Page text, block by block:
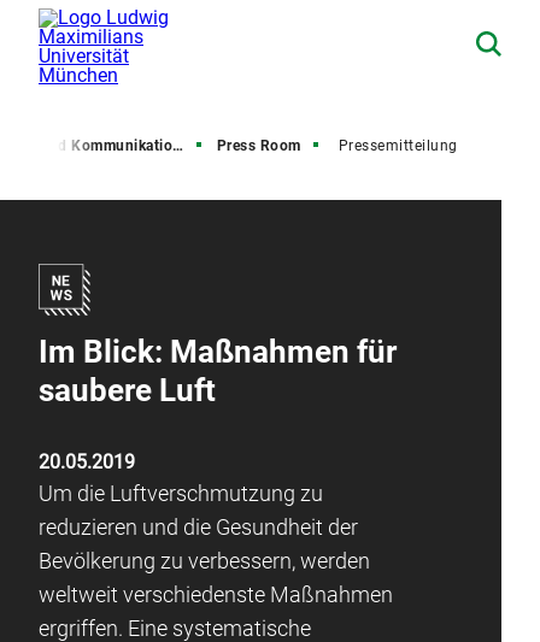
und Kommunikation (PuK) Press Room Pressemitteilung
Im Blick: Maßnahmen für
saubere Luft
20.05.2019
Um die Luftverschmutzung zu
reduzieren und die Gesundheit der
Bevölkerung zu verbessern, werden
weltweit verschiedenste Maßnahmen
ergriffen. Eine systematische